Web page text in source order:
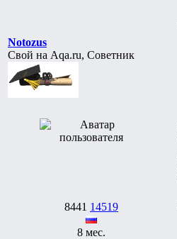
Notozus
Свой на Aqa.ru, Советник
8441 14519
8 мес.